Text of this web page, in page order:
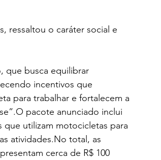
ressaltou o caráter social e
que busca equilibrar
incentivos que
para trabalhar e fortalecem a
pacote anunciado inclui
que utilizam motocicletas para
atividades.No total, as
cerca de R$ 100